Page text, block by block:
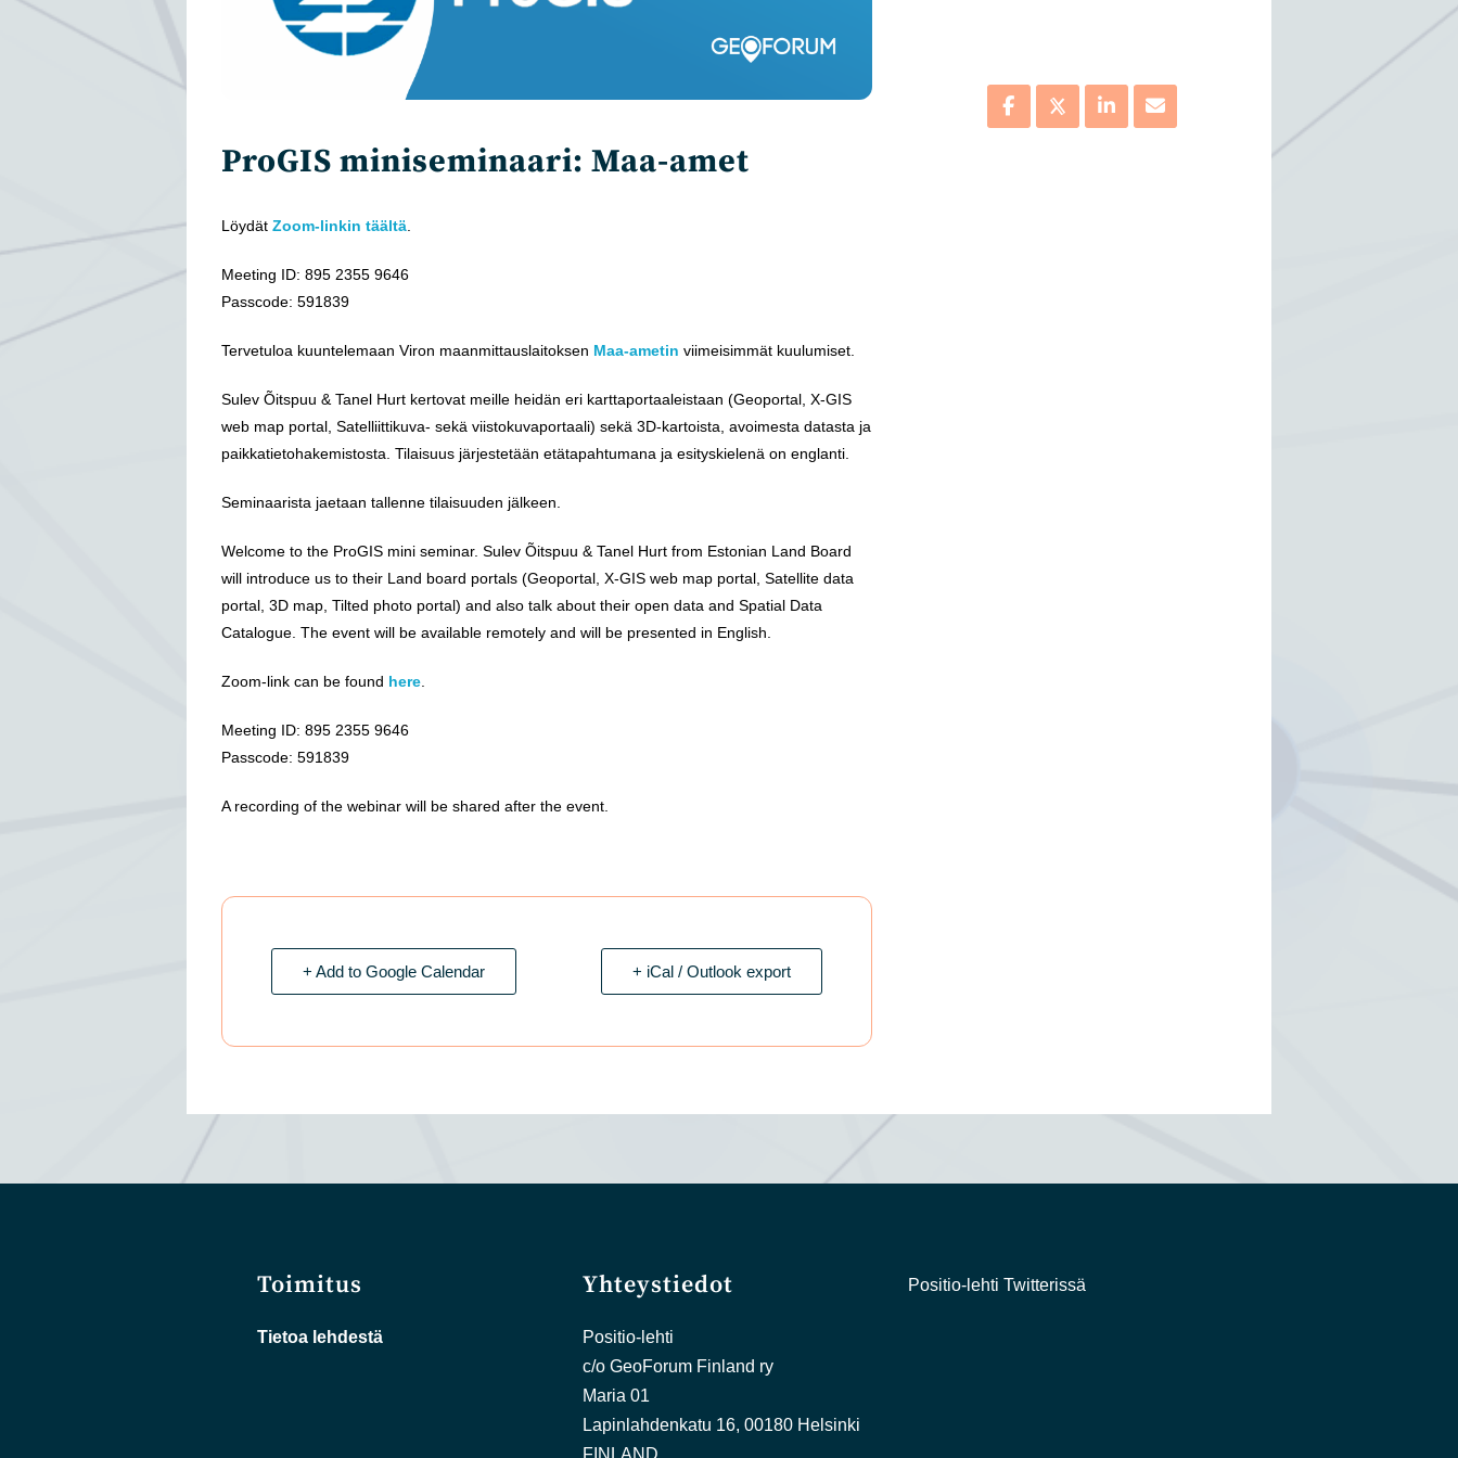
ProGIS miniseminaari: Maa-amet
Löydät Zoom-linkin täältä
Meeting ID: 895 2355 9646
Passcode: 591839
Tervetuloa kuuntelemaan Viron maanmittauslaitoksen Maa-ametin viimeisimmät kuulumiset.
Sulev Õitspuu & Tanel Hurt kertovat meille heidän eri karttaportaaleistaan (Geoportal, X-GIS
web map portal, Satelliittikuva- sekä viistokuvaportaali) sekä 3D-kartoista, avoimesta datasta ja
paikkatietohakemistosta. Tilaisuus järjestetään etätapahtumana ja esityskielenä on englanti.
Seminaarista jaetaan tallenne tilaisuuden jälkeen.
Welcome to the ProGIS mini seminar. Sulev Õitspuu & Tanel Hurt from Estonian Land Board
will introduce us to their Land board portals (Geoportal, X-GIS web map portal, Satellite data
portal, 3D map, Tilted photo portal) and also talk about their open data and Spatial Data
Catalogue. The event will be available remotely and will be presented in English.
Zoom-link can be found here
Meeting ID: 895 2355 9646
Passcode: 591839
A recording of the webinar will be shared after the event.
+ Add to Google Calendar + iCal / Outlook export
Toimitus
Tietoa lehdestä
Yhteystiedot
Positio-lehti
c/o GeoForum Finland ry
Maria 01
Lapinlahdenkatu 16, 00180 Helsinki
FINLAND
Positio-lehti Twitterissä